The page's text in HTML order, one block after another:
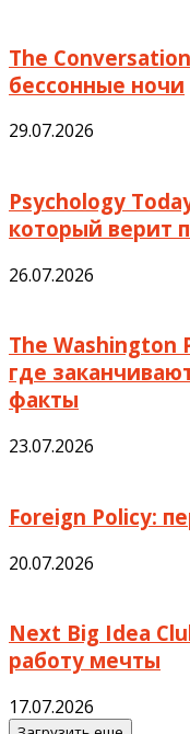
The
бессонные ночи
29.07.2026
Psychology
который верит
26.07.2026
The Washington
где
факты
23.07.2026
Foreign Policy:
20.07.2026
Next Big Idea
работу мечты
17.07.2026